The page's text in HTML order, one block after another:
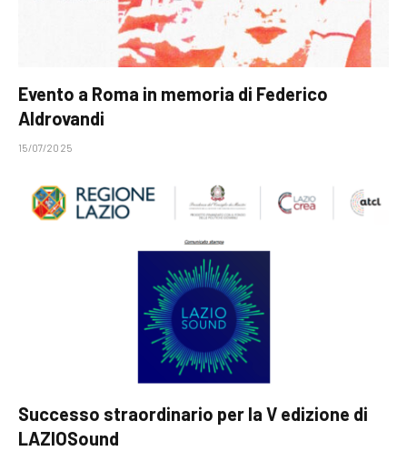
Evento a Roma in memoria di Federico
Aldrovandi
15/07/2025
Successo straordinario per la V edizione di
LAZIOSound